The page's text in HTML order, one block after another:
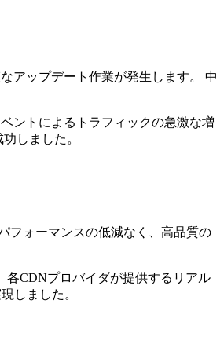
アップデート作業が発生します。 中
ントによるトラフィックの急激な増
しました。
フォーマンスの低減なく、高品質の
各CDNプロバイダが提供するリアル
しました。